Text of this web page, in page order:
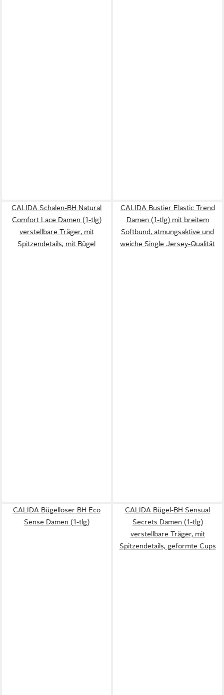
CALIDA Schalen-BH Natural
Comfort Lace Damen (1-tlg)
verstellbare Träger, mit
Spitzendetails, mit Bügel
CALIDA Bustier Elastic Trend
Damen (1-tlg) mit breitem
Softbund, atmungsaktive und
weiche Single Jersey-Qualität
CALIDA Bügelloser BH Eco
Sense Damen (1-tlg)
CALIDA Bügel-BH Sensual
Secrets Damen (1-tlg)
verstellbare Träger, mit
Spitzendetails, geformte Cups